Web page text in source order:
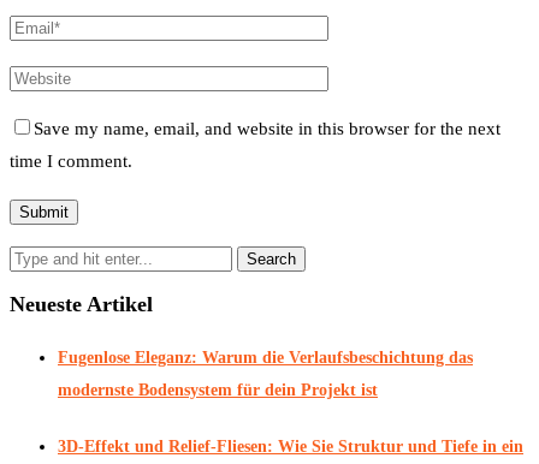
Save my name, email, and website in this browser for the next
time I comment.
Neueste Artikel
Fugenlose Eleganz: Warum die Verlaufsbeschichtung das
modernste Bodensystem für dein Projekt ist
3D-Effekt und Relief-Fliesen: Wie Sie Struktur und Tiefe in ein